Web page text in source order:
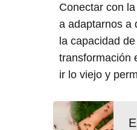
Conectar con
a adaptarnos a
la capacidad
transformación
ir lo viejo y